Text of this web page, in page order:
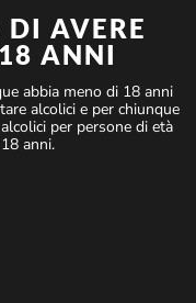
paese
AVERE
ANNI
abbia meno di 18 anni
alcolici e per chiunque
per persone di età
anni.